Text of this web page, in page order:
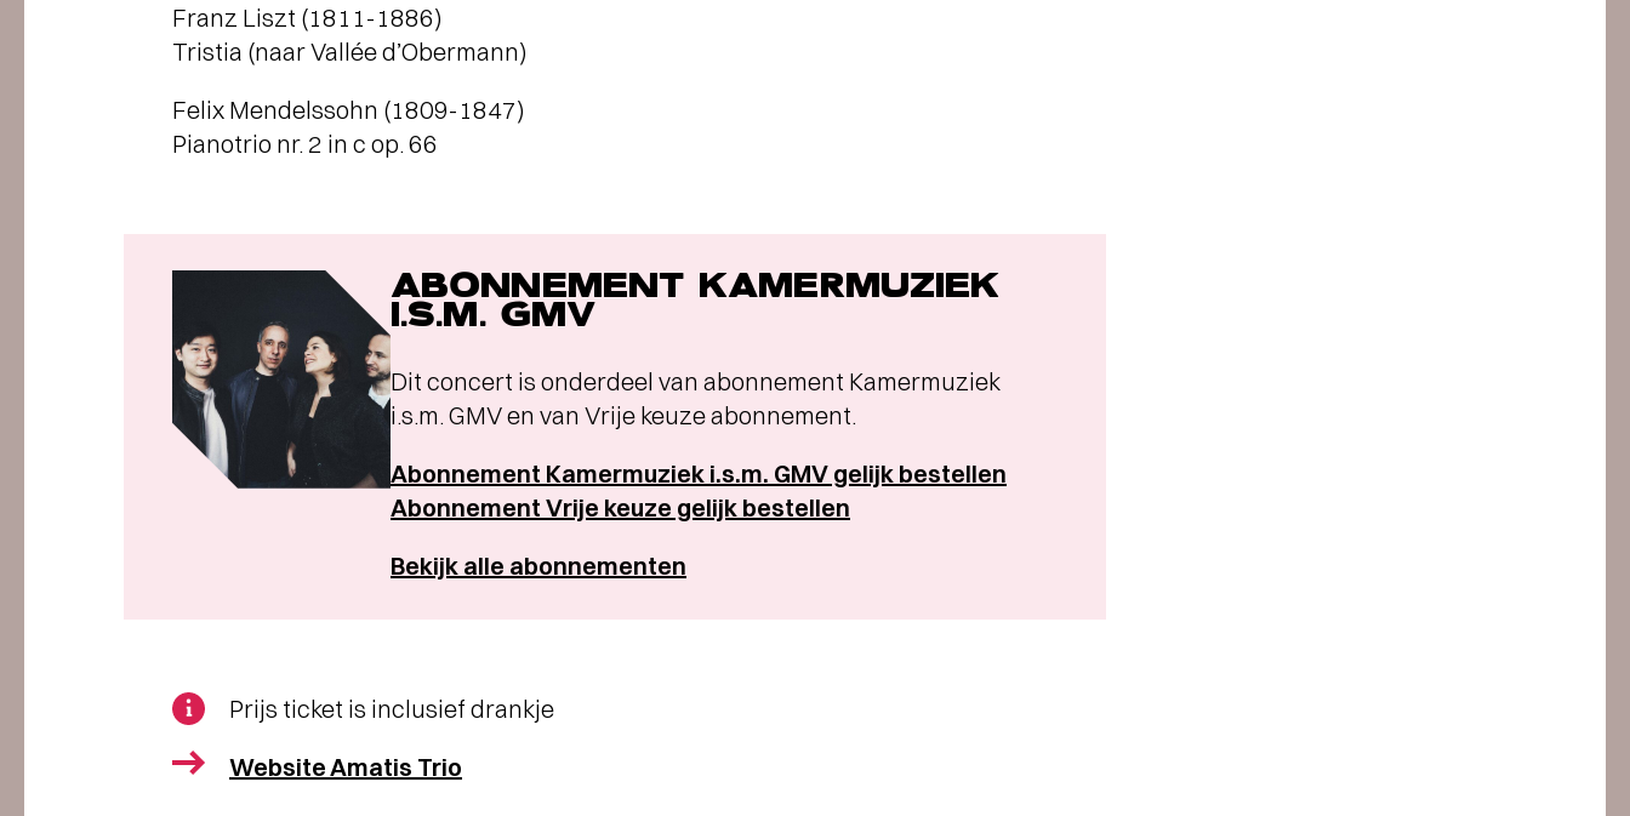
Franz Liszt (1811-1886)
Tristia (naar Vallée d’Obermann)
Felix Mendelssohn (1809-1847)
Pianotrio nr. 2 in c op. 66
ABONNEMENT KAMERMUZIEK
I.S.M. GMV
Dit concert is onderdeel van abonnement Kamermuziek
i.s.m. GMV en van Vrije keuze abonnement.
Abonnement Kamermuziek i.s.m. GMV gelijk bestellen
Abonnement Vrije keuze gelijk bestellen
Bekijk alle abonnementen
Prijs ticket is inclusief drankje
Website Amatis Trio